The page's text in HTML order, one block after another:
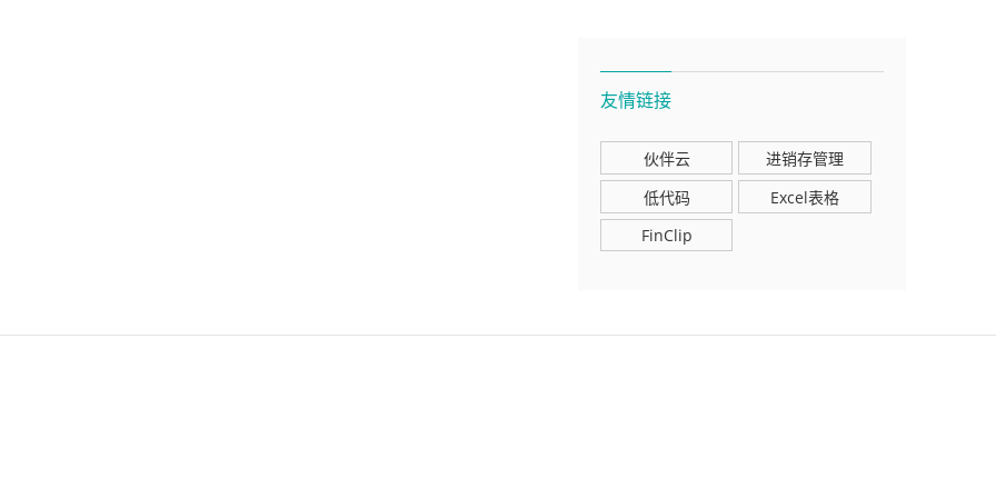
友情链接
伙伴云
进销存管理
低代码
Excel表格
FinClip